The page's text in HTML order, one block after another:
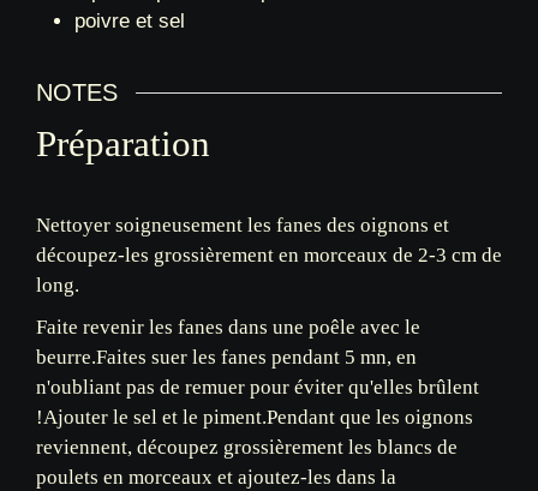
poivre et sel
NOTES
Préparation
Nettoyer soigneusement les fanes des oignons et
découpez-les grossièrement en morceaux de 2-3 cm de
long.
Faite revenir les fanes dans une poêle avec le
beurre.Faites suer les fanes pendant 5 mn, en
n'oubliant pas de remuer pour éviter qu'elles brûlent
!Ajouter le sel et le piment.Pendant que les oignons
reviennent, découpez grossièrement les blancs de
poulets en morceaux et ajoutez-les dans la